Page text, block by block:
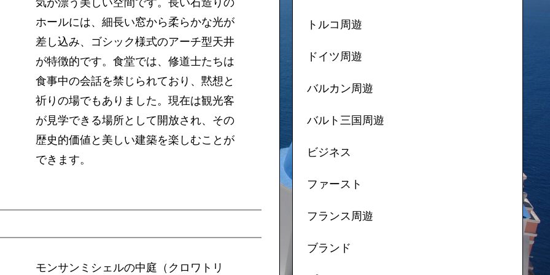
気が漂う美しい空間です。長い石造りの
ホールには、細長い窓から柔らかな光が
差し込み、ゴシック様式のアーチ型天井
が特徴的です。食堂では、修道士たちは
食事中の会話を禁じられており、黙想と
祈りの場でもありました。現在は観光客
が見学できる場所として開放され、その
歴史的価値と美しい建築を楽しむことが
できます。
モンサンミシェルの中庭（クロワトリ
トルコ周遊
ドイツ周遊
バルカン周遊
バルト三国周遊
ビジネス
ファースト
フランス周遊
ブランド